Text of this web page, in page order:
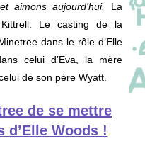
aimons aujourd’hui. La
Le casting de la
dans le rôle d’Elle
celui d’Eva, la mère
de son père Wyatt.
de se mettre
d’Elle Woods !